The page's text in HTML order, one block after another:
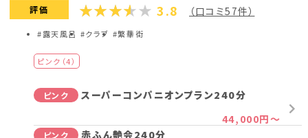
評価 3.8 （口コミ57件）
#露天風呂 #クラブ #繁華街
ピンク（4）
ピンク
スーパーコンパニオンプラン240分
44,000円～
ピンク
赤ふん艶会240分